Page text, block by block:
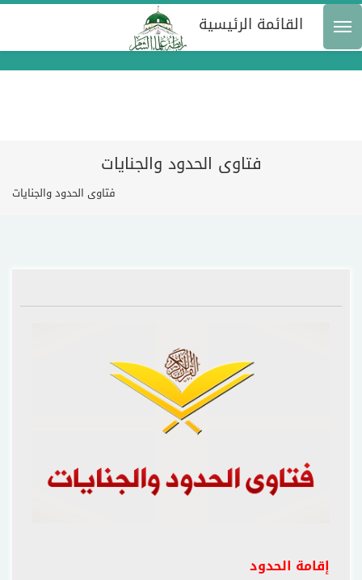
القائمة الرئيسية
فتاوى الحدود والجنايات
فتاوى الحدود والجنايات
إقامة الحدود